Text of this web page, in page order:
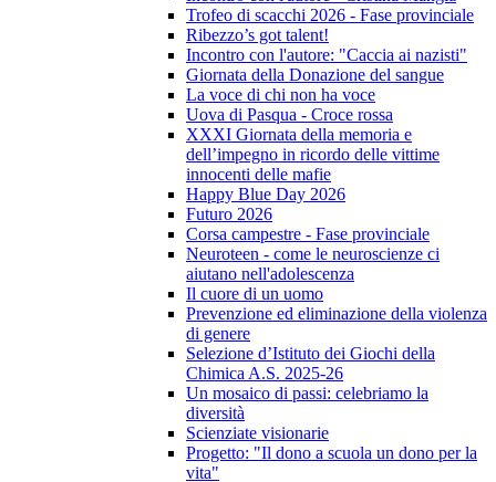
Trofeo di scacchi 2026 - Fase provinciale
Ribezzo’s got talent!
Incontro con l'autore: "Caccia ai nazisti"
Giornata della Donazione del sangue
La voce di chi non ha voce
Uova di Pasqua - Croce rossa
XXXI Giornata della memoria e
dell’impegno in ricordo delle vittime
innocenti delle mafie
Happy Blue Day 2026
Futuro 2026
Corsa campestre - Fase provinciale
Neuroteen - come le neuroscienze ci
aiutano nell'adolescenza
Il cuore di un uomo
Prevenzione ed eliminazione della violenza
di genere
Selezione d’Istituto dei Giochi della
Chimica A.S. 2025-26
Un mosaico di passi: celebriamo la
diversità
Scienziate visionarie
Progetto: "Il dono a scuola un dono per la
vita"